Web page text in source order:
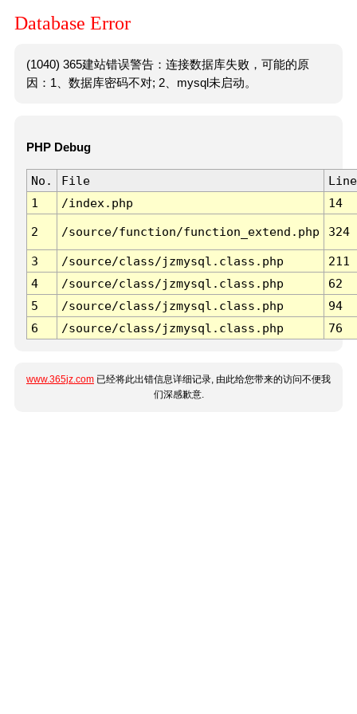
Database Error
(1040) 365建站错误警告：连接数据库失败，可能的原
因：1、数据库密码不对; 2、mysql未启动。
PHP Debug
No. File
Line
1
/index.php 14
2 /source/function/function_extend.php 324
3 /source/class/jzmysql.class.php
211
4
/source/class/jzmysql.class.php
62
5
/source/class/jzmysql.class.php
94
6
/source/class/jzmysql.class.php 76
www.365jz.com 已经将此出错信息详细记录, 由此给您带来的访问不便我
们深感歉意.